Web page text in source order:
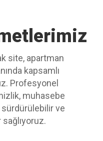
site, apartman
kapsamlı
Profesyonel
muhasebe
ve